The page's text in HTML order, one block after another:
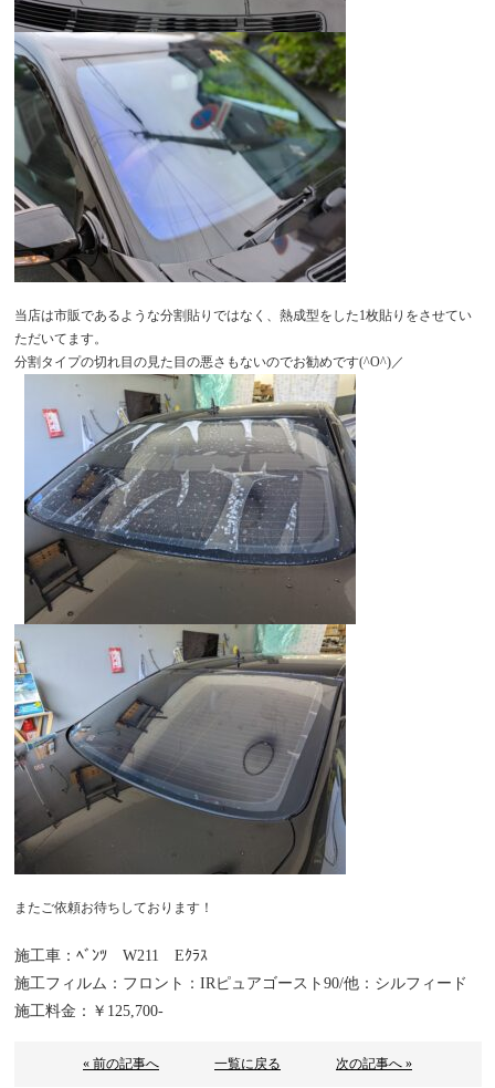
当店は市販であるような分割貼りではなく、熱成型をした1枚貼りをさせてい
ただいてます。
分割タイプの切れ目の見た目の悪さもないのでお勧めです(^O^)／
またご依頼お待ちしております！
施工車：ﾍﾞﾝﾂ W211 Eｸﾗｽ
施工フィルム：フロント：IRピュアゴースト90/他：シルフィード
施工料金：￥125,700-
« 前の記事へ 一覧に戻る 次の記事へ »